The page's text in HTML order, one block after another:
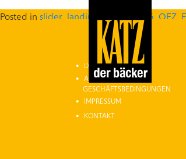
Posted in slider_landing
DATENSCHUTZ
ALLGEMEINE
GESCHÄFTSBEDINGUNGEN
IMPRESSUM
KONTAKT